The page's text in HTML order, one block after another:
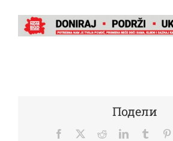
Подели
Facebook
TwitterRedditLinkedInTumblr